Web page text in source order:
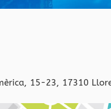
15-23, 17310